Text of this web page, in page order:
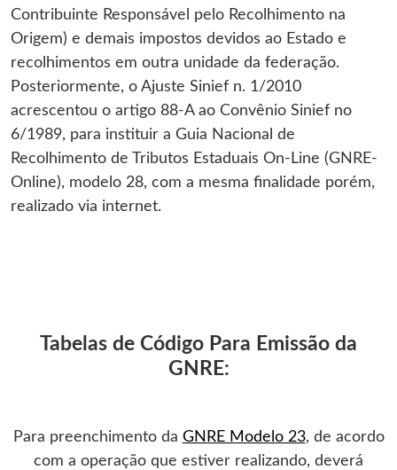
Contribuinte Responsável pelo Recolhimento na
Origem) e demais impostos devidos ao Estado e
recolhimentos em outra unidade da federação.
Posteriormente, o Ajuste Sinief n. 1/2010
acrescentou o artigo 88-A ao Convênio Sinief no
6/1989, para instituir a Guia Nacional de
Recolhimento de Tributos Estaduais On-Line (GNRE-
Online), modelo 28, com a mesma finalidade porém,
realizado via internet.
Tabelas de Código Para Emissão da
GNRE:
Para preenchimento da GNRE Modelo 23, de acordo
com a operação que estiver realizando, deverá